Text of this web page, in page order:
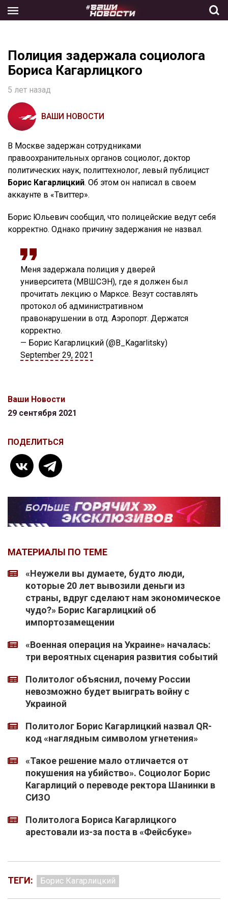
the
Полиция задержала социолога
Бориса Кагарлицкого
5 лет назад
ВАШИ НОВОСТИ
В Москве задержан сотрудниками
правоохранительных органов социолог, доктор
политических наук, политтехнолог, левый публицист
Борис Кагарлицкий. Об этом он написал в своем
аккаунте в «Твиттер».
Борис Юльевич сообщил, что полицейские ведут себя
корректно. Однако причину задержания не назвал.
Меня задержала полиция у дверей
университета (МВШСЭН), где я должен был
прочитать лекцию о Марксе. Везут составлять
протокол об административном
правонарушении в отд. Аэропорт. Держатся
корректно.
— Борис Кагарлицкий (@B_Kagarlitsky)
September 29, 2021
Ваши Новости
29 сентября 2021
ПОДЕЛИТЬСЯ
МАТЕРИАЛЫ ПО ТЕМЕ
«Неужели вы думаете, будто люди,
которые 20 лет вывозили деньги из
страны, вдруг сделают нам экономическое
чудо?» Борис Кагарлицкий об
импортозамещении
«Военная операция на Украине» началась:
три вероятных сценария развития событий
Политолог объяснил, почему России
невозможно будет выиграть войну с
Украиной
Политолог Борис Кагарлицкий назвал QR-
код «наглядным символом угнетения»
«Такое решение мало отличается от
покушения на убийство». Социолог Борис
Кагарлиций о переводе ректора Шанинки в
СИЗО
Политолога Бориса Кагарлицкого
арестовали из-за поста в «Фейсбуке»
ТЕГИ: Борис Кагарлицкий